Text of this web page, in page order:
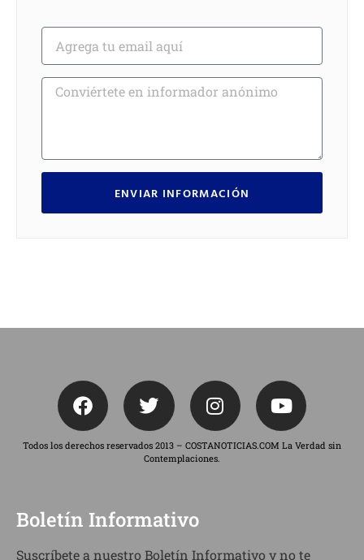
ENVIAR INFORMACIÓN
Todos los derechos reservados 2013 – COSTANOTICIAS.COM La Verdad sin
Contemplaciones.
Boletín Informativo
Suscríbete a nuestro Boletín Informativo y no te